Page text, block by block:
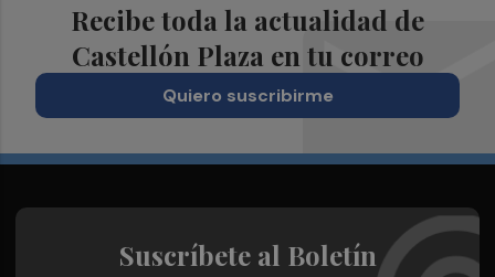
Recibe toda la actualidad de
Castellón Plaza en tu correo
Quiero suscribirme
Suscríbete al Boletín